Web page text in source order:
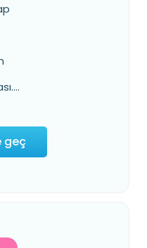
geç